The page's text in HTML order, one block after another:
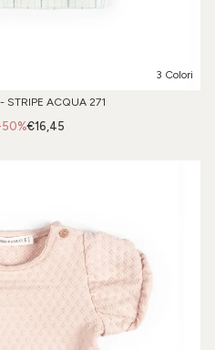
3 Colori
STRIPE ACQUA 271
€16,45